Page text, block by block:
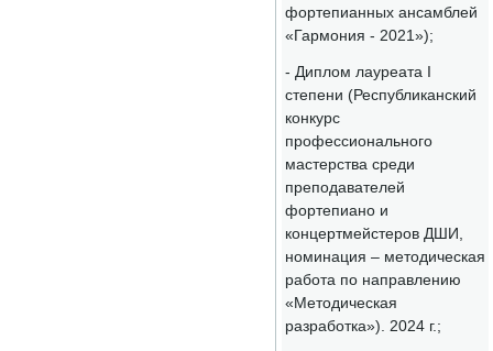
фортепианных ансамблей
«Гармония - 2021»);
- Диплом лауреата I
степени (Республиканский
конкурс
профессионального
мастерства среди
преподавателей
фортепиано и
концертмейстеров ДШИ,
номинация – методическая
работа по направлению
«Методическая
разработка»). 2024 г.;